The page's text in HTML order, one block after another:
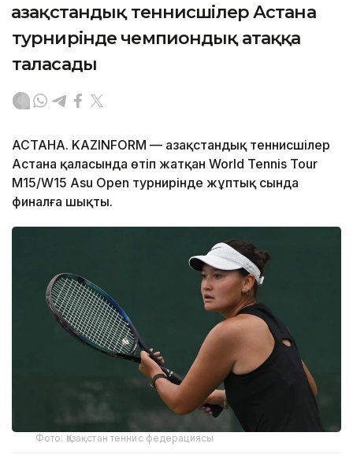
Қазақстандық теннисшілер Астана
турнирінде чемпиондық атаққа
таласады
АСТАНА. KAZINFORM — Қазақстандық теннисшілер
Астана қаласында өтіп жатқан World Tennis Tour
M15/W15 Asu Open турнирінде жұптық сында
финалға шықты.
Фото: Қазақстан теннис федерациясы